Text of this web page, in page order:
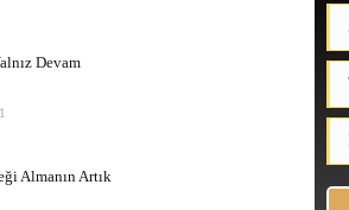
Devam
Almanın Artık